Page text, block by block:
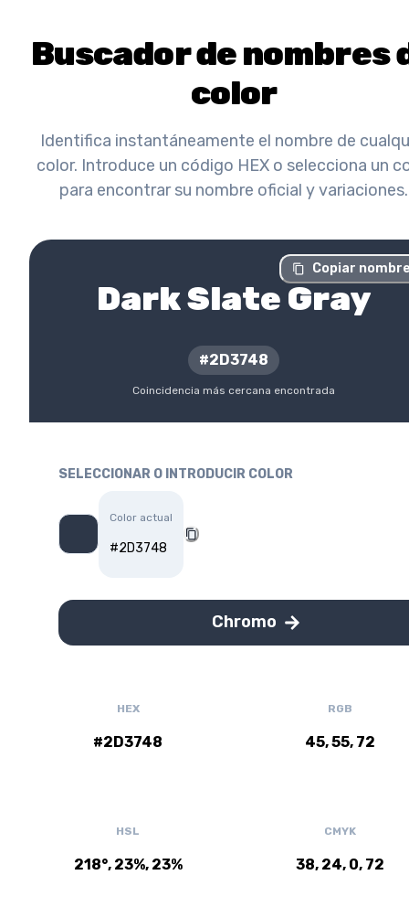
Buscador de nombres
color
Identifica instantáneamente el nombre de
color. Introduce un código HEX o selecciona un
para encontrar su nombre oficial y variaciones.
Dark Slate Gray
#2D3748
Coincidencia más cercana encontrada
Copiar
SELECCIONAR O INTRODUCIR COLOR
Color actual
#2D3748
Chromo
HEX
#2D3748
RGB
45, 55, 72
HSL
218°, 23%, 23%
CMYK
38, 24, 0, 72